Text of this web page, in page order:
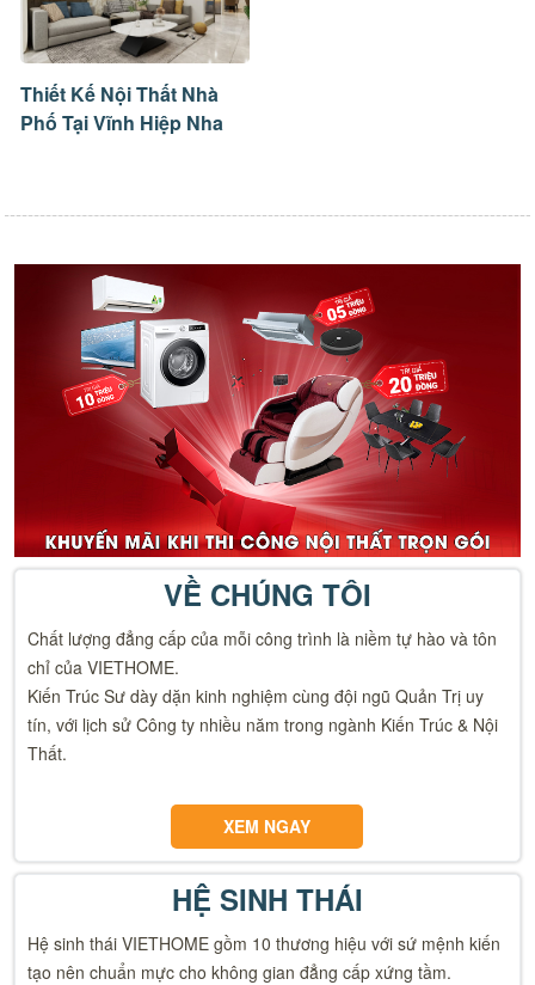
Thiết Kế Nội Thất Nhà
Phố Tại Vĩnh Hiệp Nha
VỀ CHÚNG TÔI
Chất lượng đẳng cấp của mỗi công trình là niềm tự hào và tôn
chỉ của VIETHOME.
Kiến Trúc Sư dày dặn kinh nghiệm cùng đội ngũ Quản Trị uy
tín, với lịch sử Công ty nhiều năm trong ngành Kiến Trúc & Nội
Thất.
XEM NGAY
HỆ SINH THÁI
Hệ sinh thái VIETHOME gồm 10 thương hiệu với sứ mệnh kiến
tạo nên chuẩn mực cho không gian đẳng cấp xứng tầm.